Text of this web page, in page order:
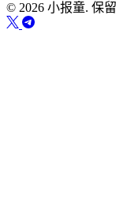
© 2026 小报童. 保